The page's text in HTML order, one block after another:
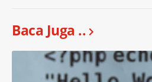
Baca Juga ..